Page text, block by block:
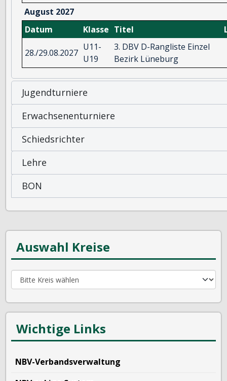
August 2027
Datum
Klasse Titel
28./29.08.2027
U11-
U19
3. DBV D-Rangliste Einzel
Bezirk Lüneburg
Jugendturniere
Erwachsenenturniere
Schiedsrichter
Lehre
BON
Auswahl Kreise
Wichtige Links
NBV-Verbandsverwaltung